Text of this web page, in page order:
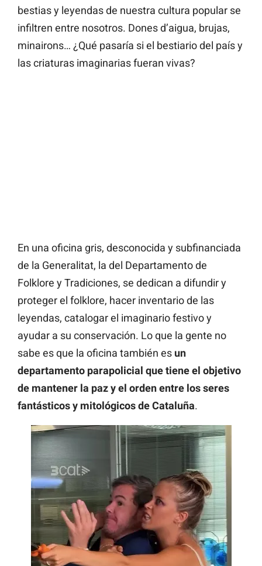
bestias y leyendas de nuestra cultura popular se
infiltren entre nosotros. Dones d’aigua, brujas,
minairons… ¿Qué pasaría si el bestiario del país y
las criaturas imaginarias fueran vivas?
En una oficina gris, desconocida y subfinanciada
de la Generalitat, la del Departamento de
Folklore y Tradiciones, se dedican a difundir y
proteger el folklore, hacer inventario de las
leyendas, catalogar el imaginario festivo y
ayudar a su conservación. Lo que la gente no
sabe es que la oficina también es un
departamento parapolicial que tiene el objetivo
de mantener la paz y el orden entre los seres
fantásticos y mitológicos de Cataluña.